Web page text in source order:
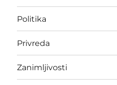
Politika
Privreda
Zanimljivosti